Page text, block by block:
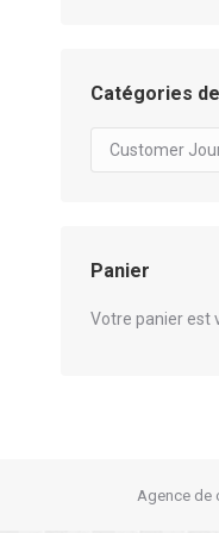
Catégories
Customer
Panier
Votre panier est
Agence de